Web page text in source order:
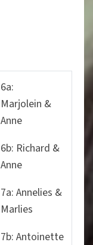
6a:
Marjolein &
Anne
6b: Richard &
Anne
7a: Annelies &
Marlies
7b: Antoinette